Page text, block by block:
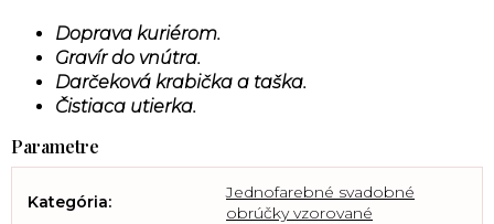
Doprava kuriérom.
Gravír do vnútra.
Darčeková krabička a taška.
Čistiaca utierka.
Kategória:
Jednofarebné svadobné
obrúčky vzorované